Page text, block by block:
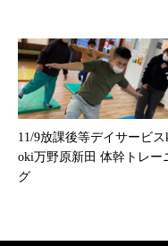
11/9放課後等デイサービス
oki万野原新田 体幹トレー
グ